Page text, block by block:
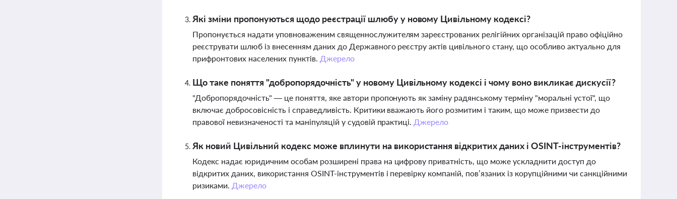
Які зміни пропонуються щодо реєстрації шлюбу у новому Цивільному кодексі?
Пропонується надати уповноваженим священнослужителям зареєстрованих релігійних організацій право офіційно
реєструвати шлюб із внесенням даних до Державного реєстру актів цивільного стану, що особливо актуально для
прифронтових населених пунктів. Джерело
Що таке поняття "добропорядочність" у новому Цивільному кодексі і чому воно викликає дискусії?
"Добропорядочність" — це поняття, яке автори пропонують як заміну радянському терміну "моральні устої", що
включає добросовісність і справедливість. Критики вважають його розмитим і таким, що може призвести до
правової невизначеності та маніпуляцій у судовій практиці. Джерело
Як новий Цивільний кодекс може вплинути на використання відкритих даних і OSINT-інструментів?
Кодекс надає юридичним особам розширені права на цифрову приватність, що може ускладнити доступ до
відкритих даних, використання OSINT-інструментів і перевірку компаній, пов’язаних із корупційними чи санкційними
ризиками. Джерело